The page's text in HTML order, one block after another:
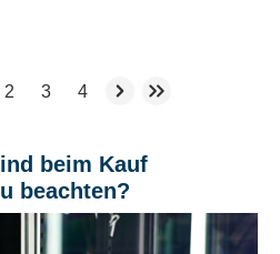
2 3 4
beim Kauf
beachten?